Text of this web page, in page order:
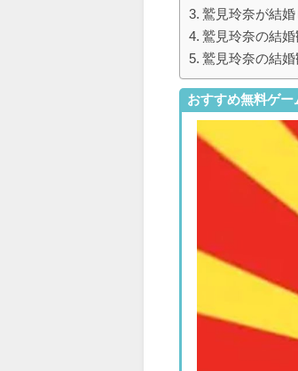
鷲見玲奈が結
鷲見玲奈の結
鷲見玲奈の結
おすすめ無料ゲー